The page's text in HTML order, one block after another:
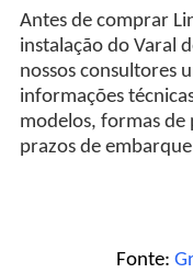
Antes de comprar
instalação do Varal
nossos consultores
informações
modelos, formas de
prazos de
Fonte: